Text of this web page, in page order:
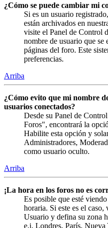
¿Cómo se puede cambiar mi
Si es un usuario
están archivados en
visite el Panel de Control
nombre de usuario que se
páginas del foro. Este
preferencias.
Arriba
¿Cómo evito que mi nombre
usuarios conectados?
Desde su Panel de
Foros", encontrará la
Habilite esta opción y
Administradores,
como usuario oculto.
Arriba
¡La hora en los foros no es
Es posible que esté
horaria. Si este es el
Usuario y defina su zona
e.j. Londres, París,